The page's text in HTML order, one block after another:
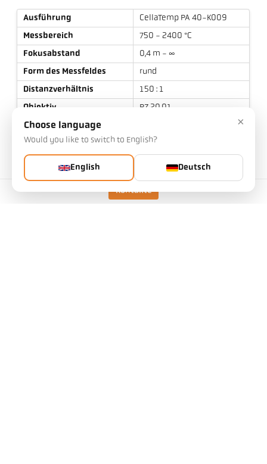
Kontakte
Ausführung
CellaTemp PA 40-K009
Messbereich
750 - 2400 °C
Fokusabstand
0,4 m - ∞
Form des Messfeldes
rund
Distanzverhältnis
150 : 1
Objektiv
PZ 20.01
Messprinzip
Visiereinrichtung
Durchblick-Visier
Technische Daten
×
Choose language
Would you like to switch to English?
English Deutsch